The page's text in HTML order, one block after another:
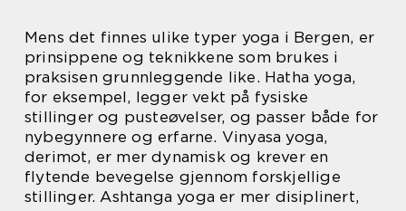
Mens det finnes ulike typer yoga i Bergen, er
prinsippene og teknikkene som brukes i
praksisen grunnleggende like. Hatha yoga,
for eksempel, legger vekt på fysiske
stillinger og pusteøvelser, og passer både for
nybegynnere og erfarne. Vinyasa yoga,
derimot, er mer dynamisk og krever en
flytende bevegelse gjennom forskjellige
stillinger. Ashtanga yoga er mer disiplinert,